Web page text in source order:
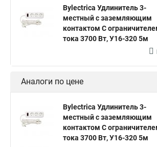
Bylectrica Удлинитель 3-
местный с заземляющим
контактом С
тока 3700 Вт, У16-320 5м
Аналоги по цене
Bylectrica Удлинитель 3-
местный с заземляющим
контактом С
тока 3700 Вт, У16-320 5м